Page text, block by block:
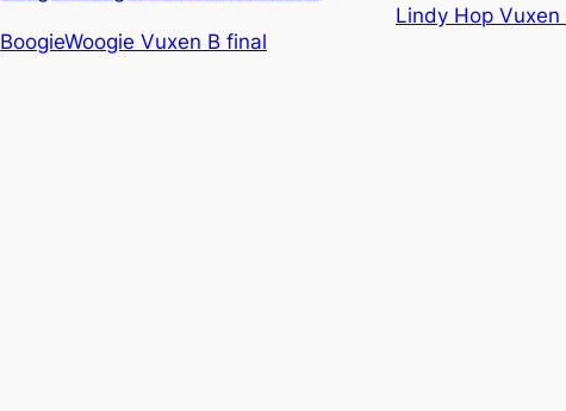
BoogieWoogie Vuxen B final
Lindy Hop Vuxen